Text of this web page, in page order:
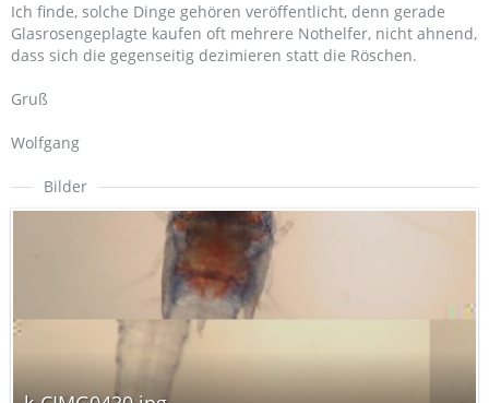
Ich finde, solche Dinge gehören veröffentlicht, denn gerade
Glasrosengeplagte kaufen oft mehrere Nothelfer, nicht ahnend,
dass sich die gegenseitig dezimieren statt die Röschen.
Gruß
Wolfgang
Bilder